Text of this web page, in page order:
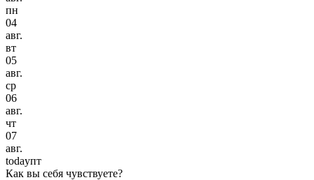
пн
04
авг.
вт
05
авг.
ср
06
авг.
чт
07
авг.
todayпт
Как вы себя чувствуете?